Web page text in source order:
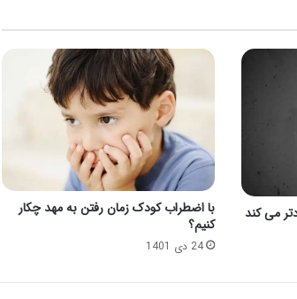
می کند
با اضطراب کودک زمان رفتن به مهد چکار
کنیم؟
24 دی 1401